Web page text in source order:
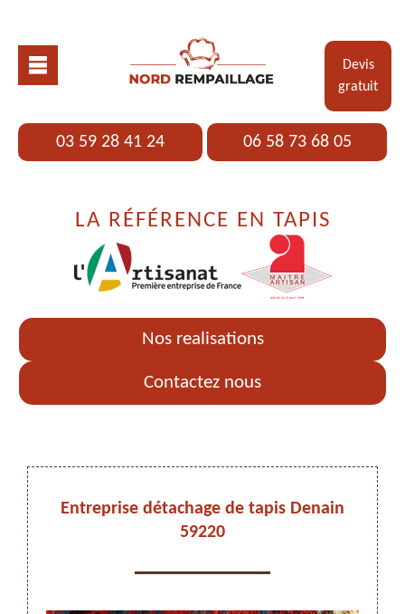
Devis
gratuit
03 59 28 41 24 06 58 73 68 05
LA RÉFÉRENCE EN TAPIS
Nos realisations
Contactez nous
Entreprise détachage de tapis Denain
59220